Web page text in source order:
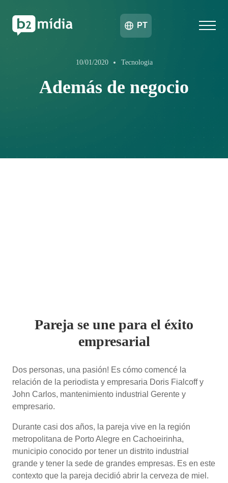
PT
10/01/2020 Tecnologia
Además de negocio
Pareja se une para el éxito
empresarial
Dos personas, una pasión! Es cómo comencé la
relación de la periodista y empresaria Doris Fialcoff y
John Carlos, mantenimiento industrial Gerente y
empresario.
Durante casi dos años, la pareja vive en la región
metropolitana de Porto Alegre en Cachoeirinha,
municipio conocido por tener un distrito industrial
grande y tener la sede de grandes empresas. Es en este
contexto que la pareja decidió abrir la cerveza de miel.